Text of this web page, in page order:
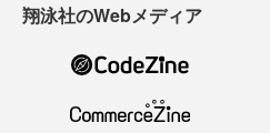
翔泳社のWebメディア